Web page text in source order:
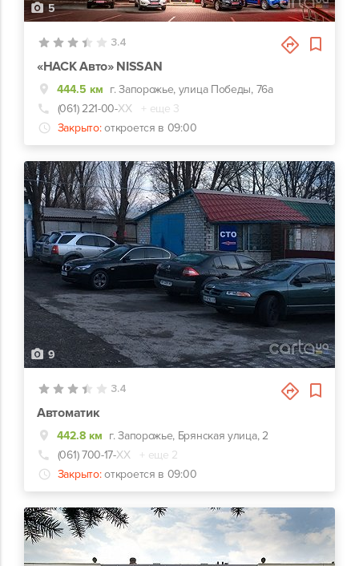
5
3.4
«НАСК Авто» NISSAN
444.5 км г. Запорожье, улица Победы, 76а
(061) 221-00-ХХ
+ еще 3
Закрыто: откроется в 09:00
9
3.4
Автоматик
442.8 км г. Запорожье, Брянская улица, 2
(061) 700-17-ХХ
+ еще 2
Закрыто: откроется в 09:00